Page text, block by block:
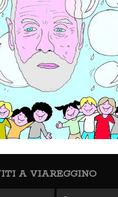
A VIAREGGINO